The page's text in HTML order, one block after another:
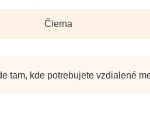
Čierna
tam, kde potrebujete vzdialené